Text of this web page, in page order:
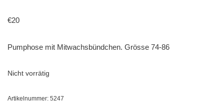
€20
Pumphose mit Mitwachsbündchen. Grösse 74-86
Nicht vorrätig
Artikelnummer: 5247